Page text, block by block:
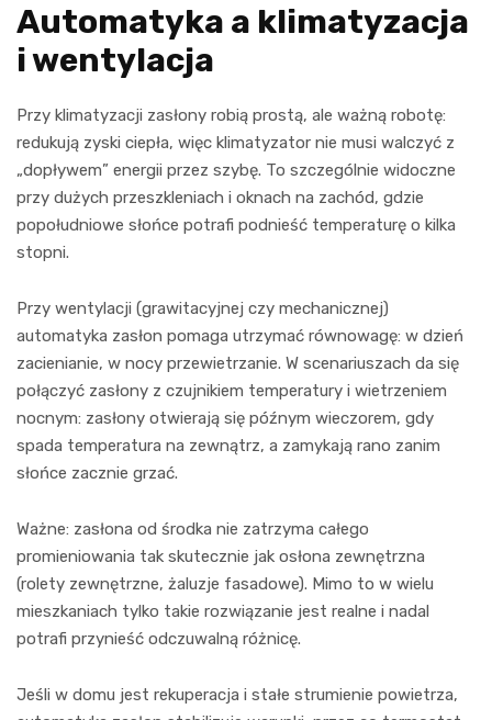
Automatyka a klimatyzacja
i wentylacja
Przy klimatyzacji zasłony robią prostą, ale ważną robotę:
redukują zyski ciepła, więc klimatyzator nie musi walczyć z
„dopływem” energii przez szybę. To szczególnie widoczne
przy dużych przeszkleniach i oknach na zachód, gdzie
popołudniowe słońce potrafi podnieść temperaturę o kilka
stopni.
Przy wentylacji (grawitacyjnej czy mechanicznej)
automatyka zasłon pomaga utrzymać równowagę: w dzień
zacienianie, w nocy przewietrzanie. W scenariuszach da się
połączyć zasłony z czujnikiem temperatury i wietrzeniem
nocnym: zasłony otwierają się późnym wieczorem, gdy
spada temperatura na zewnątrz, a zamykają rano zanim
słońce zacznie grzać.
Ważne: zasłona od środka nie zatrzyma całego
promieniowania tak skutecznie jak osłona zewnętrzna
(rolety zewnętrzne, żaluzje fasadowe). Mimo to w wielu
mieszkaniach tylko takie rozwiązanie jest realne i nadal
potrafi przynieść odczuwalną różnicę.
Jeśli w domu jest rekuperacja i stałe strumienie powietrza,